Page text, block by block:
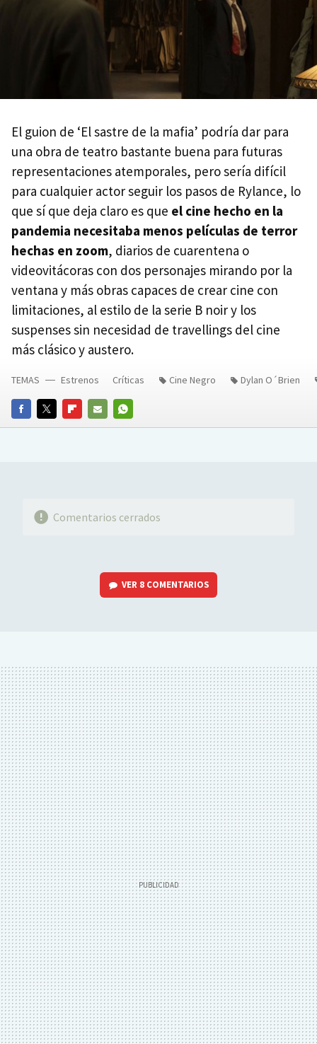
El guion de ‘El sastre de la mafia’ podría dar para
una obra de teatro bastante buena para futuras
representaciones atemporales, pero sería difícil
para cualquier actor seguir los pasos de Rylance, lo
que sí que deja claro es que el cine hecho en la
pandemia necesitaba menos películas de terror
hechas en zoom, diarios de cuarentena o
videovitácoras con dos personajes mirando por la
ventana y más obras capaces de crear cine con
limitaciones, al estilo de la serie B noir y los
suspenses sin necesidad de travellings del cine
más clásico y austero.
FACEBOOKTWITTERFLIPBOARD
E-
WHATSAPP
TEMAS Estrenos Críticas Cine Negro Dylan O´Brien
Comentarios cerrados
VER 8 COMENTARIOS